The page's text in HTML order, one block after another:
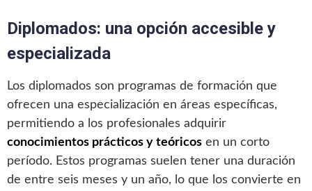
Diplomados: una opción accesible y
especializada
Los diplomados son programas de formación que
ofrecen una especialización en áreas específicas,
permitiendo a los profesionales adquirir
conocimientos prácticos y teóricos en un corto
período. Estos programas suelen tener una duración
de entre seis meses y un año, lo que los convierte en